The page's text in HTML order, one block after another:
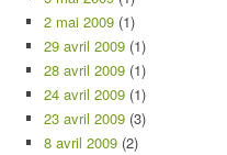
2 mai 2009 (1)
29 avril 2009 (1)
28 avril 2009 (1)
24 avril 2009 (1)
23 avril 2009 (3)
8 avril 2009 (2)